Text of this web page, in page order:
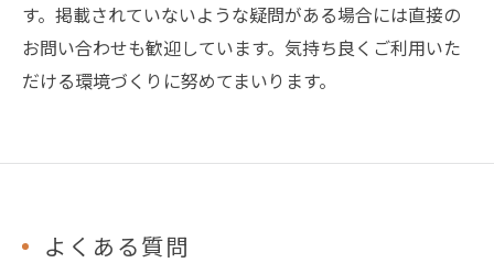
す。掲載されていないような疑問がある場合には直接の
お問い合わせも歓迎しています。気持ち良くご利用いた
だける環境づくりに努めてまいります。
よくある質問